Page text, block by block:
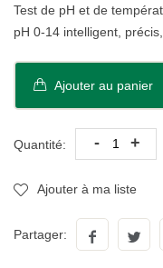
Test de pH et de
pH 0-14 intelligent,
Ajouter au panier
Quantité: - +
Ajouter à ma liste
Partager: